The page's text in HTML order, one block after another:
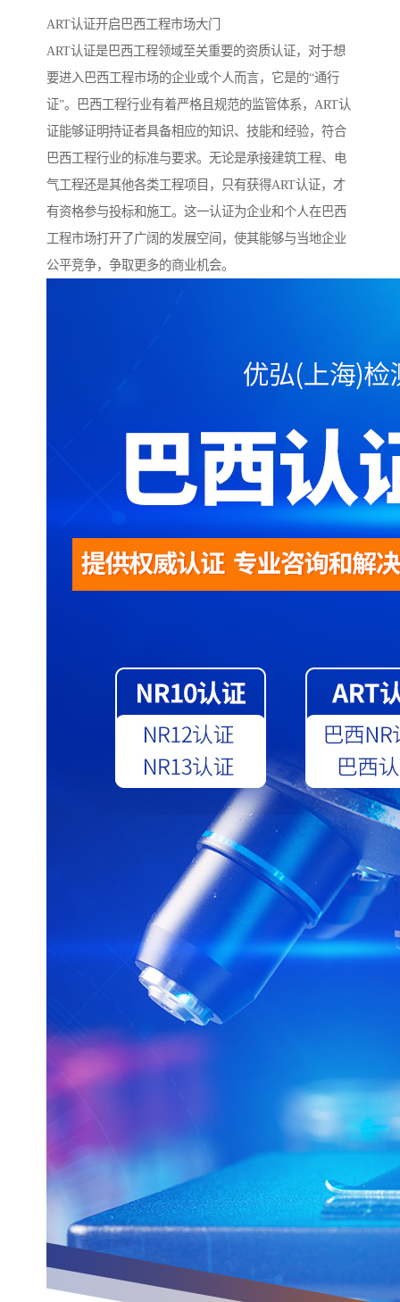
ART认证开启巴西工程市场大门
ART认证是巴西工程领域至关重要的资质认证，对于想
要进入巴西工程市场的企业或个人而言，它是的“通行
证”。巴西工程行业有着严格且规范的监管体系，ART认
证能够证明持证者具备相应的知识、技能和经验，符合
巴西工程行业的标准与要求。无论是承接建筑工程、电
气工程还是其他各类工程项目，只有获得ART认证，才
有资格参与投标和施工。这一认证为企业和个人在巴西
工程市场打开了广阔的发展空间，使其能够与当地企业
公平竞争，争取更多的商业机会。